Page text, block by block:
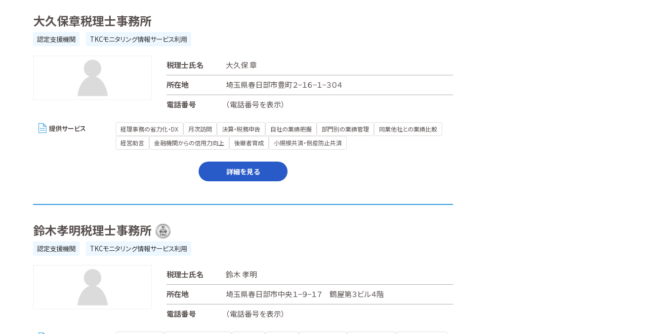
大久保章税理士事務所
認定支援機関 TKCモニタリング情報サービス利用
税理士氏名
大久保 章
所在地
埼玉県春日部市豊町２−１６−１−３０４
電話番号
（電話番号を表示）
提供サービス 経理事務の省力化・DX 月次訪問 決算・税務申告 自社の業績把握 部門別の業績管理
同業他社との業績比較
経営助言
金融機関からの信用力向上 後継者育成 小規模共済・倒産防止共済
詳細を見る
鈴木孝明税理士事務所
認定支援機関 TKCモニタリング情報サービス利用
税理士氏名
鈴木 孝明
所在地
埼玉県春日部市中央１−９−１７ 鶴屋第３ビル４階
電話番号
（電話番号を表示）